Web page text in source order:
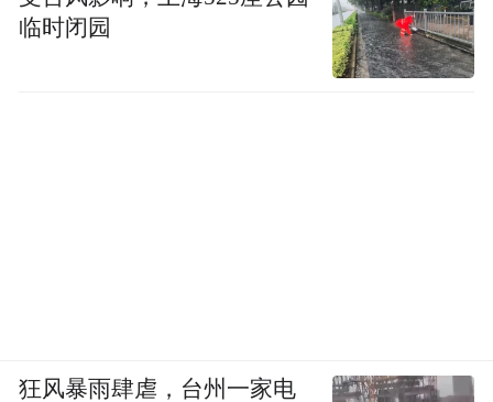
临时闭园
狂风暴雨肆虐，台州一家电